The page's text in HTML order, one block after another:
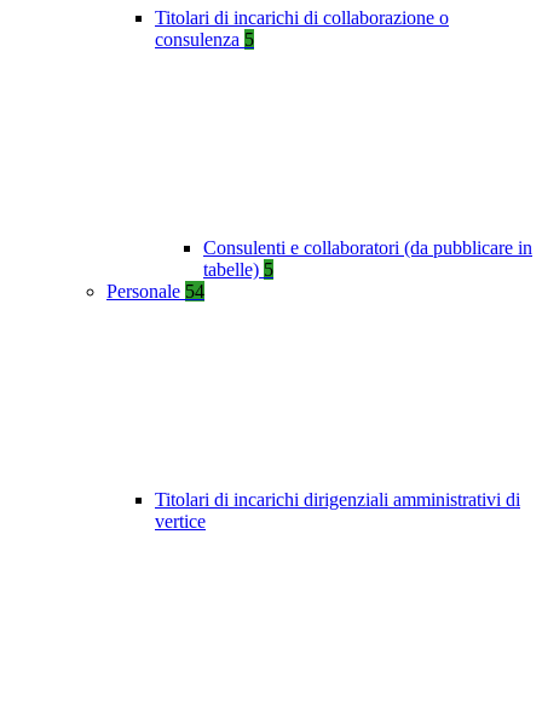
Titolari di incarichi di collaborazione o
consulenza 5
Consulenti e collaboratori (da pubblicare in
tabelle) 5
Personale 54
Titolari di incarichi dirigenziali amministrativi di
vertice